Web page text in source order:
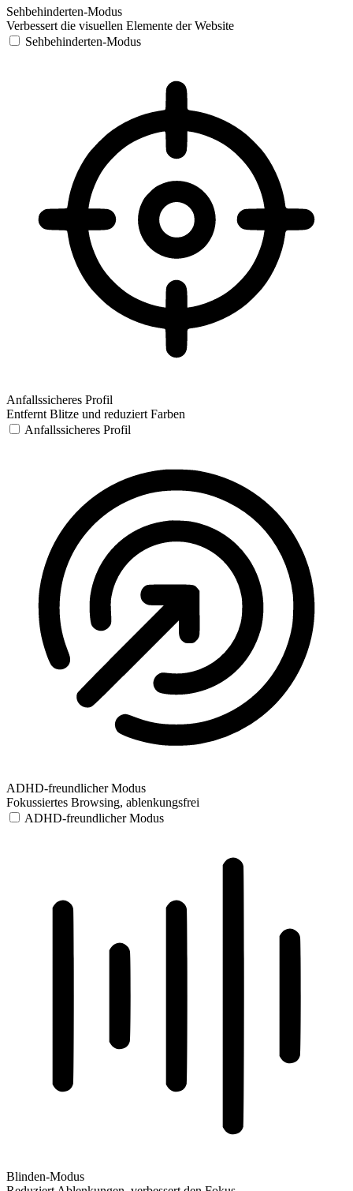
Sehbehinderten-Modus
Verbessert die visuellen Elemente der Website
Sehbehinderten-Modus
Anfallssicheres Profil
Entfernt Blitze und reduziert Farben
Anfallssicheres Profil
ADHD-freundlicher Modus
Fokussiertes Browsing, ablenkungsfrei
ADHD-freundlicher Modus
Blinden-Modus